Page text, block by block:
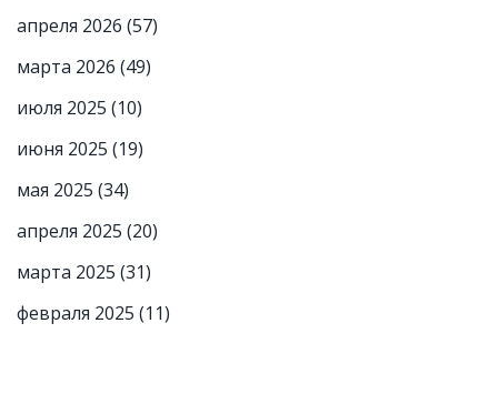
апреля 2026 (57)
марта 2026 (49)
июля 2025 (10)
июня 2025 (19)
мая 2025 (34)
апреля 2025 (20)
марта 2025 (31)
февраля 2025 (11)